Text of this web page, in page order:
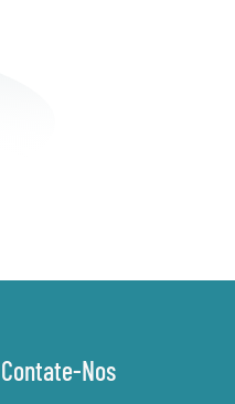
Contate-Nos